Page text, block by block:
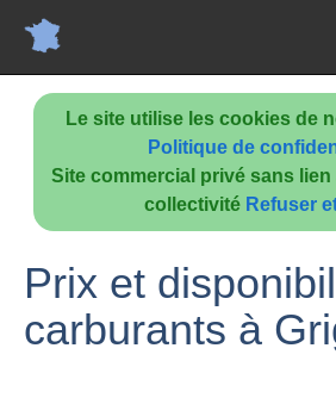
Le site utilise les cookies de
Politique de
Site commercial privé sans lien
collectivité Refuser
Prix et
carburants à